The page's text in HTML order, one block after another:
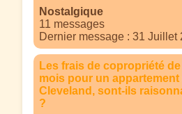
Nostalgique
11 messages
Dernier message : 31 Juillet
Les frais de copropriété
mois pour un appartement
Cleveland, sont-ils
?